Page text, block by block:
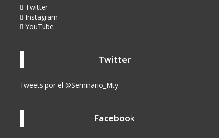
Twitter
Instagram
YouTube
Twitter
Tweets por el @Seminario_Mty.
Facebook